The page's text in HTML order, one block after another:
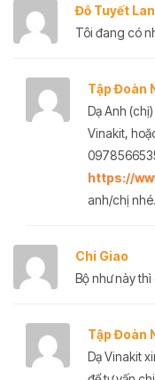
Đỗ Tuyết Lan
Tôi đang có
Tập Đoàn
Dạ Anh
Vinakit,
https://
anh/chị nhé.
Chi Giao
Bộ như này
Tập Đoàn
Dạ Vinakit